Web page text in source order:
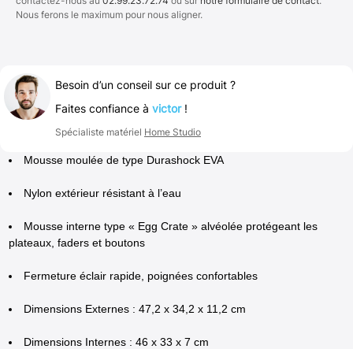
Nous ferons le maximum pour nous aligner.
Besoin d’un conseil sur ce produit ?
Faites confiance à victor!
Spécialiste matériel Home Studio
Mousse moulée de type Durashock EVA
Nylon extérieur résistant à l’eau
Mousse interne type « Egg Crate » alvéolée protégeant les
plateaux, faders et boutons
Fermeture éclair rapide, poignées confortables
Dimensions Externes : 47,2 x 34,2 x 11,2 cm
Dimensions Internes : 46 x 33 x 7 cm